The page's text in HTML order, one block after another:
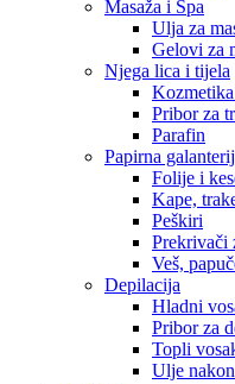
Masaža i Spa
Ulja za
Gelovi za
Njega lica i tijela
Pribor za
Parafin
Papirna
Folije i
Kape,
Peškiri
Prekrivači
Veš,
Depilacija
Hladni
Pribor za
Topli
Ulje